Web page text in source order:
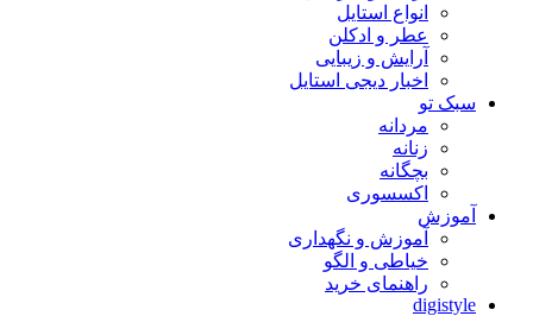
انواع استایل
عطر و ادکلن
آرایش و زیبایی
اخبار دیجی استایل
سبک تو
مردانه
زنانه
بچگانه
اکسسوری
آموزش
آموزش و نگهداری
خیاطی و الگو
راهنمای خرید
digistyle